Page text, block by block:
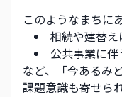
このようなまちに
相続や建替
公共事業に
など、「今あるみ
課題意識も寄せら